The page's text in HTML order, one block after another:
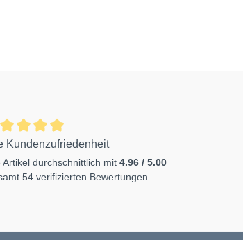
Kundenzufriedenheit
durchschnittlich mit 4.96 / 5.00
54 verifizierten Bewertungen